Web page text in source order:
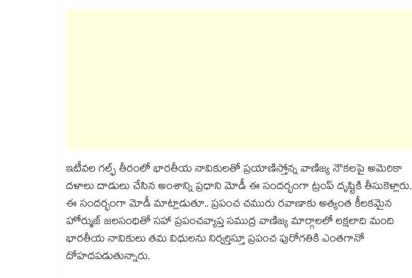
ఇటీవల గల్ఫ్ తీరంలో భారతీయ నావికులతో ప్రయాణిస్తోన్న వాణిజ్య నౌకలపై అమెరికా
దళాలు దాడులు చేసిన అంశాన్ని ప్రధాని మోడీ ఈ సందర్భంగా ట్రంప్ దృష్టికి తీసుకెళ్లారు.
ఈ సందర్భంగా మోడీ మాట్లాడుతూ.. ప్రపంచ చమురు రవాణాకు అత్యంత కీలకమైన
హోర్ముజ్ జలసంధితో సహా ప్రపంచవ్యాప్త సముద్ర వాణిజ్య మార్గాలలో లక్షలాది మంది
భారతీయ నావికులు తమ విధులను నిర్వర్తిస్తూ ప్రపంచ పురోగతికి ఎంతగానో
దోహదపడుతున్నారు.